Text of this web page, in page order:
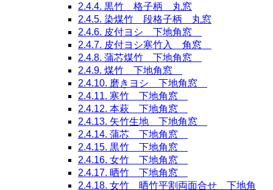
2.4.4. 黒竹 格子柄 丸窓
2.4.5. 染煤竹 段格子柄 丸窓
2.4.6. 皮付ヨシ 下地角窓
2.4.7. 皮付ヨシ寒竹入 角窓
2.4.8. 蒲芯煤竹 下地角窓
2.4.9. 煤竹 下地角窓
2.4.10. 磨きヨシ 下地角窓
2.4.11. 寒竹 下地角窓
2.4.12. 本萩 下地角窓
2.4.13. 矢竹生地 下地角窓
2.4.14. 蒲芯 下地角窓
2.4.15. 黒竹 下地角窓
2.4.16. 女竹 下地角窓
2.4.17. 晒竹 下地角窓
2.4.18. 女竹 晒竹平割両面合せ 下地角